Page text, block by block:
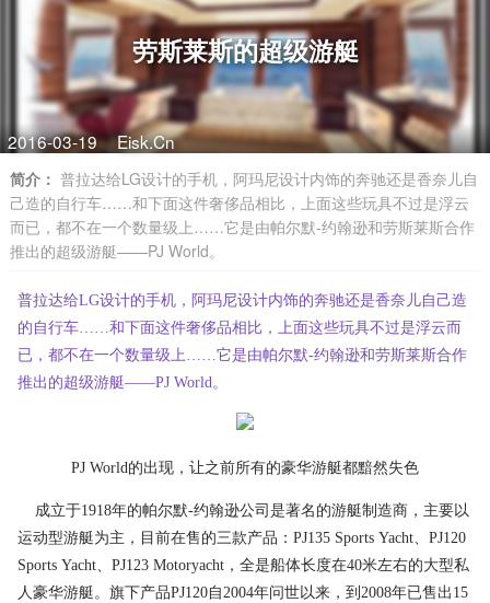
劳斯莱斯的超级游艇
2016-03-19 Eisk.Cn
简介： 普拉达给LG设计的手机，阿玛尼设计内饰的奔驰还是香奈儿自
己造的自行车……和下面这件奢侈品相比，上面这些玩具不过是浮云
而已，都不在一个数量级上……它是由帕尔默-约翰逊和劳斯莱斯合作
推出的超级游艇——PJ World。
普拉达给LG设计的手机，阿玛尼设计内饰的奔驰还是香奈儿自己造
的自行车……和下面这件奢侈品相比，上面这些玩具不过是浮云而
已，都不在一个数量级上……它是由帕尔默-约翰逊和劳斯莱斯合作
推出的超级游艇——PJ World。
PJ World的出现，让之前所有的豪华游艇都黯然失色
成立于1918年的帕尔默-约翰逊公司是著名的游艇制造商，主要以
运动型游艇为主，目前在售的三款产品：PJ135 Sports Yacht、PJ120
Sports Yacht、PJ123 Motoryacht，全是船体长度在40米左右的大型私
人豪华游艇。旗下产品PJ120自2004年问世以来，到2008年已售出15